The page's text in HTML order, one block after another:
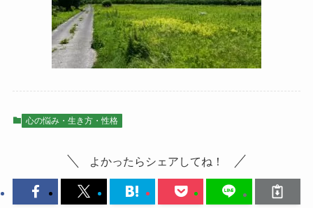
心の悩み・生き方・性格
よかったらシェアしてね！